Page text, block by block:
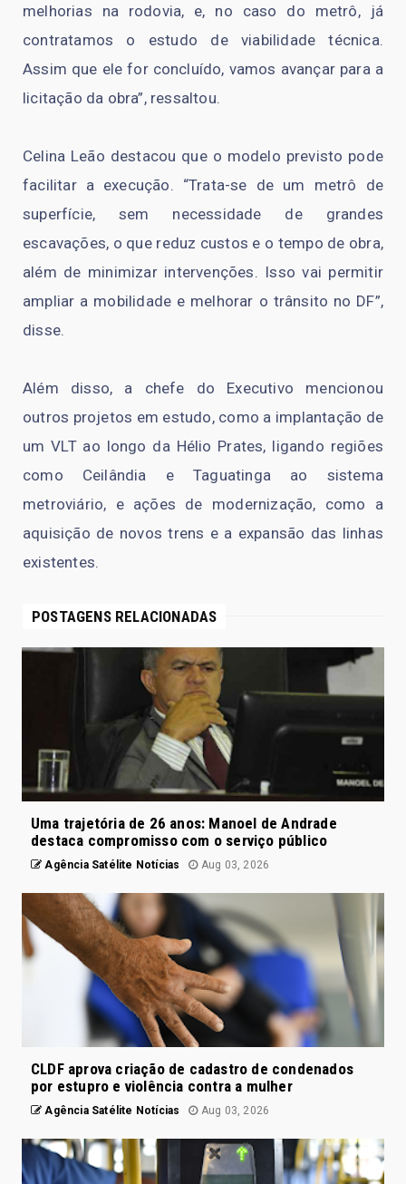
melhorias na rodovia, e, no caso do metrô, já
contratamos o estudo de viabilidade técnica.
Assim que ele for concluído, vamos avançar para a
licitação da obra”, ressaltou.
Celina Leão destacou que o modelo previsto pode
facilitar a execução. “Trata-se de um metrô de
superfície, sem necessidade de grandes
escavações, o que reduz custos e o tempo de obra,
além de minimizar intervenções. Isso vai permitir
ampliar a mobilidade e melhorar o trânsito no DF”,
disse.
Além disso, a chefe do Executivo mencionou
outros projetos em estudo, como a implantação de
um VLT ao longo da Hélio Prates, ligando regiões
como Ceilândia e Taguatinga ao sistema
metroviário, e ações de modernização, como a
aquisição de novos trens e a expansão das linhas
existentes.
POSTAGENS RELACIONADAS
Uma trajetória de 26 anos: Manoel de Andrade
destaca compromisso com o serviço público
Agência Satélite Notícias Aug 03, 2026
CLDF aprova criação de cadastro de condenados
por estupro e violência contra a mulher
Agência Satélite Notícias Aug 03, 2026